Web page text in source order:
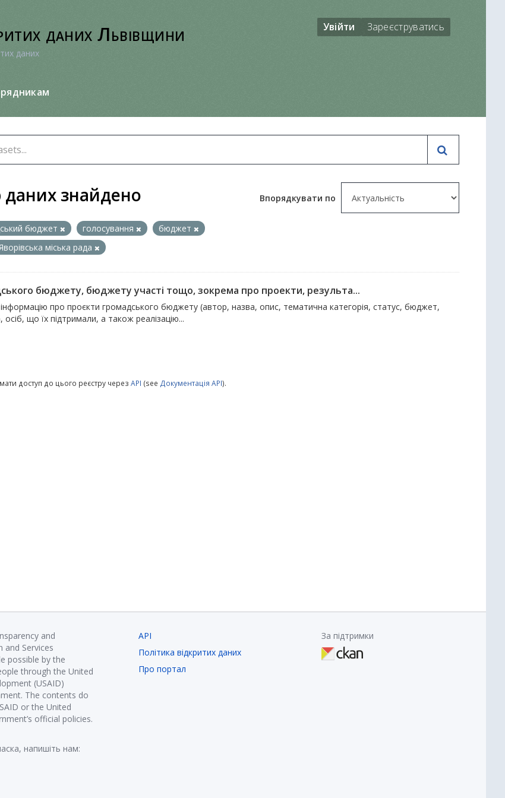
даних Львівщини
даних
Увійти Зареєструватись
Впорядкувати по
даних знайдено
бюджет голосування
бюджет
міська рада
бюджету, бюджету участі тощо, зокрема про проекти, результа...
інформацію про проєкти громадського бюджету (автор, назва, опис, тематична категорія, статус, бюджет,
що їх підтримали, а також реалізацію...
доступ до цього реєстру через API (see Документація API).
and
and Services
possible by the
through the United
(USAID)
The contents do
or the United
official policies.
напишіть нам:
API
Політика відкритих даних
Про портал
За підтримки